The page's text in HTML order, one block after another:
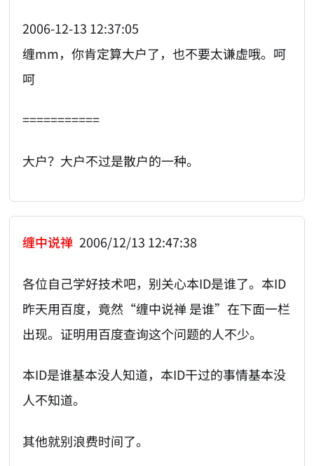
2006-12-13 12:37:05
缠mm，你肯定算大户了，也不要太谦虚哦。呵
呵
===========
大户？大户不过是散户的一种。
缠中说禅 2006/12/13 12:47:38
各位自己学好技术吧，别关心本ID是谁了。本ID
昨天用百度，竟然“缠中说禅 是谁”在下面一栏
出现。证明用百度查询这个问题的人不少。
本ID是谁基本没人知道，本ID干过的事情基本没
人不知道。
其他就别浪费时间了。